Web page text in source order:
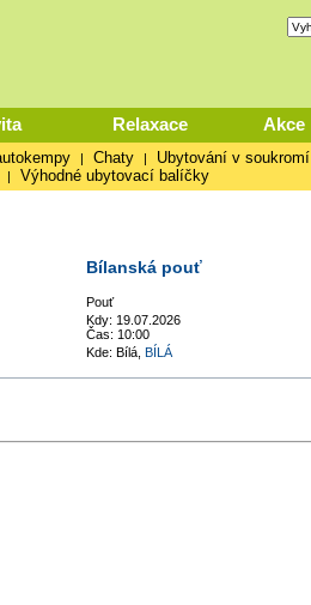
Relaxace Akce
| Chaty | Ubytování v soukromí
| Výhodné ubytovací balíčky
Bílanská pouť
Pouť
Kdy: 19.07.2026
Čas: 10:00
Kde: Bílá, BÍLÁ